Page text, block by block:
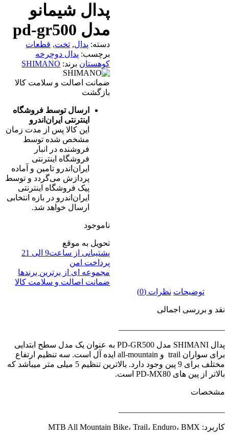
پدال شیمانو
مدل pd-gr500
دسته: پدال, تخت, قطعات
برچسب: پدال دوچرخه
کوهستان برند: SHIMANO
ضمانت اصالت و سلامت کالا
بازگشت
ارسال توسط فروشگاه
اینترنتی ایران‌اندرو
این کالا پس از مدت زمان
مشخص شده توسط
فروشنده در انبار
فروشگاه اینترنتی
ایران‌اندرو تامین و آماده
پردازش می‌گردد و توسط
پیک فروشگاه اینترنتی
ایران‌اندرو در بازه انتخابی
ارسال خواهد شد.
ناموجود
تحویل به موقع
پشتیبانی از ساعت9 الی 21
پرداخت امن
مجموعه ای از برترین برندها
ضمانت اصالت و سلامت کالا
توضیحات نظرات (0)
نقد و بررسی اجمالی
پدال SHIMANI مدل PD-GR500 به عنوان یک مدل سطح ابتدایی
برای سواران trail و all-mountain ایده آل است. سه تنظیم ارتفاع
مختلف برای 9 پین وجود دارد. بالاترین تنظیم 5 میلی متر میباشد که
بالاتر از پین های PD-MX80 است.
مشخصات
کاربرد: MTB All Mountain Bike، Trail، Enduro، BMX